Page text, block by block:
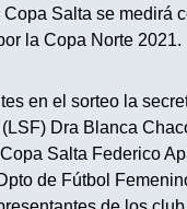
Salta se medirá
la Copa Norte 2021.
en el sorteo la
Dra Blanca
Salta Federico
de Fútbol